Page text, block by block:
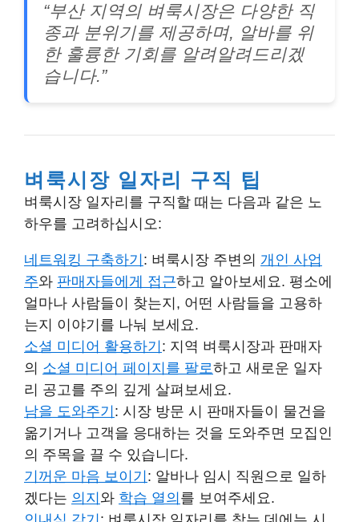
“부산 지역의 벼룩시장은 다양한 직
종과 분위기를 제공하며, 알바를 위
한 훌륭한 기회를 알려알려드리겠
습니다.”
벼룩시장 일자리 구직 팁
벼룩시장 일자리를 구직할 때는 다음과 같은 노
하우를 고려하십시오:
네트워킹 구축하기 : 벼룩시장 주변의 개인 사업
주와 판매자들에게 접근하고 알아보세요. 평소에
얼마나 사람들이 찾는지, 어떤 사람들을 고용하
는지 이야기를 나눠 보세요.
소셜 미디어 활용하기 : 지역 벼룩시장과 판매자
의 소셜 미디어 페이지를 팔로하고 새로운 일자
리 공고를 주의 깊게 살펴보세요.
남을 도와주기 : 시장 방문 시 판매자들이 물건을
옮기거나 고객을 응대하는 것을 도와주면 모집인
의 주목을 끌 수 있습니다.
기꺼운 마음 보이기 : 알바나 임시 직원으로 일하
겠다는 의지 와 학습 열의 를 보여주세요.